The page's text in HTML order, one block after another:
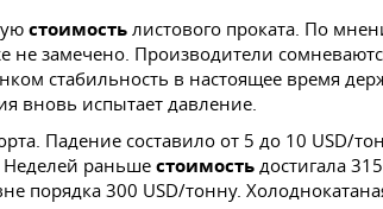
стоимость листового проката. По
не замечено. Производители
стабильность в настоящее время
вновь испытает давление.
Падение составило от 5 до 10 USD/
Неделей раньше стоимость достигала
порядка 300 USD/тонну.